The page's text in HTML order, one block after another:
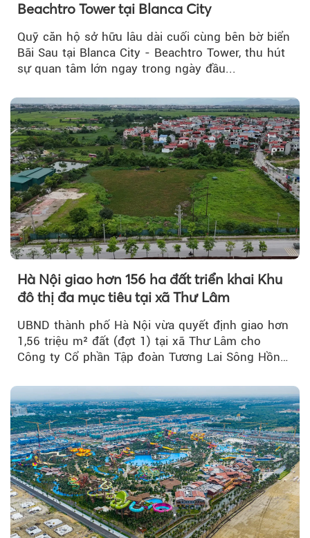
Beachtro Tower tại Blanca City
Quỹ căn hộ sở hữu lâu dài cuối cùng bên bờ biển
Bãi Sau tại Blanca City - Beachtro Tower, thu hút
sự quan tâm lớn ngay trong ngày đầu...
Hà Nội giao hơn 156 ha đất triển khai Khu
đô thị đa mục tiêu tại xã Thư Lâm
UBND thành phố Hà Nội vừa quyết định giao hơn
1,56 triệu m² đất (đợt 1) tại xã Thư Lâm cho
Công ty Cổ phần Tập đoàn Tương Lai Sông Hồng